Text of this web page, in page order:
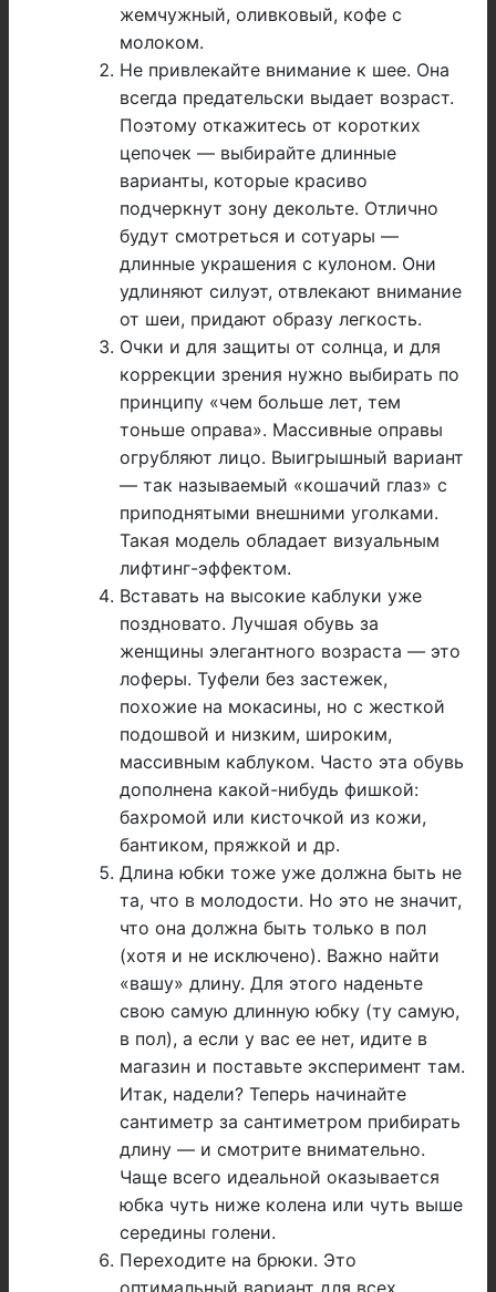
жемчужный, оливковый, кофе с
молоком.
Не привлекайте внимание к шее. Она
всегда предательски выдает возраст.
Поэтому откажитесь от коротких
цепочек — выбирайте длинные
варианты, которые красиво
подчеркнут зону декольте. Отлично
будут смотреться и сотуары —
длинные украшения с кулоном. Они
удлиняют силуэт, отвлекают внимание
от шеи, придают образу легкость.
Очки и для защиты от солнца, и для
коррекции зрения нужно выбирать по
принципу «чем больше лет, тем
тоньше оправа». Массивные оправы
огрубляют лицо. Выигрышный вариант
— так называемый «кошачий глаз» с
приподнятыми внешними уголками.
Такая модель обладает визуальным
лифтинг-эффектом.
Вставать на высокие каблуки уже
поздновато. Лучшая обувь за
женщины элегантного возраста — это
лоферы. Туфели без застежек,
похожие на мокасины, но с жесткой
подошвой и низким, широким,
массивным каблуком. Часто эта обувь
дополнена какой-нибудь фишкой:
бахромой или кисточкой из кожи,
бантиком, пряжкой и др.
Длина юбки тоже уже должна быть не
та, что в молодости. Но это не значит,
что она должна быть только в пол
(хотя и не исключено). Важно найти
«вашу» длину. Для этого наденьте
свою самую длинную юбку (ту самую,
в пол), а если у вас ее нет, идите в
магазин и поставьте эксперимент там.
Итак, надели? Теперь начинайте
сантиметр за сантиметром прибирать
длину — и смотрите внимательно.
Чаще всего идеальной оказывается
юбка чуть ниже колена или чуть выше
середины голени.
Переходите на брюки. Это